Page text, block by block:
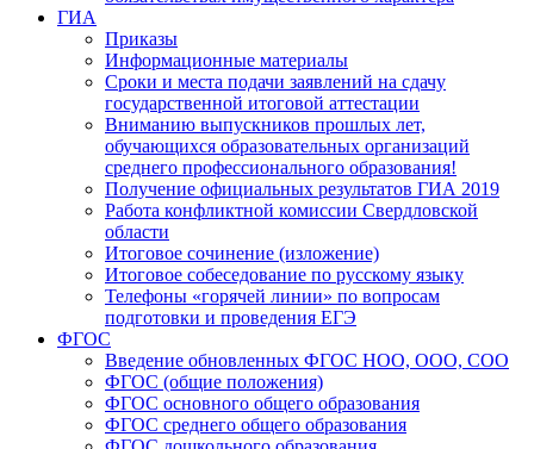
ГИА
Приказы
Информационные материалы
Сроки и места подачи заявлений на сдачу
государственной итоговой аттестации
Вниманию выпускников прошлых лет,
обучающихся образовательных организаций
среднего профессионального образования!
Получение официальных результатов ГИА 2019
Работа конфликтной комиссии Свердловской
области
Итоговое сочинение (изложение)
Итоговое собеседование по русскому языку
Телефоны «горячей линии» по вопросам
подготовки и проведения ЕГЭ
ФГОС
Введение обновленных ФГОС НОО, ООО, СОО
ФГОС (общие положения)
ФГОС основного общего образования
ФГОС среднего общего образования